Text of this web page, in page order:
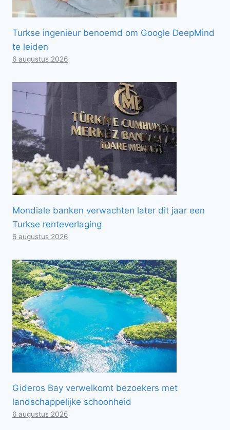
Turkse ingenieur benoemd om Google DeepMind
te leiden
6 augustus 2026
Mondiale banken verwachten later dit jaar een
Turkse renteverlaging
6 augustus 2026
Gideros Bay verwelkomt bezoekers met
landschappelijke schoonheid
6 augustus 2026